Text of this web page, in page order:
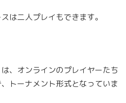
は二人プレイもできます。
、オンラインのプレイヤーたち
トーナメント形式となっていま